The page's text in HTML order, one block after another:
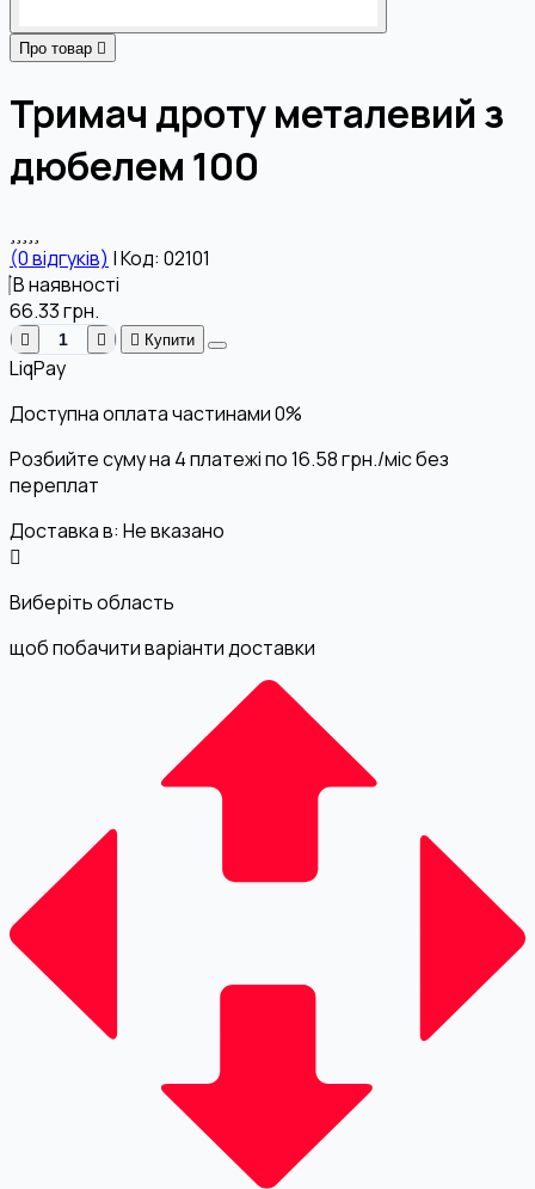
Про товар
Тримач дроту металевий з
дюбелем 100
(0 відгуків) |Код: 02101
В наявності
66.33грн.
Купити
LiqPay
Доступна оплата частинами0%
Розбийте суму на 4 платежі по16.58грн./міс без
переплат
Доставка в: Не вказано
Виберіть область
щоб побачити варіанти доставки